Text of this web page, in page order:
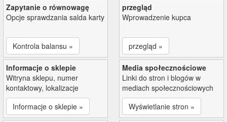
Zapytanie o równowagę
Opcje sprawdzania salda karty
Kontrola balansu »
przegląd
Wprowadzenie kupca
przegląd »
Informacje o sklepie
Witryna sklepu, numer
kontaktowy, lokalizacje
Informacje o sklepie »
Media społecznościowe
Linki do stron i blogów w
mediach społecznościowych
Wyświetlanie stron »